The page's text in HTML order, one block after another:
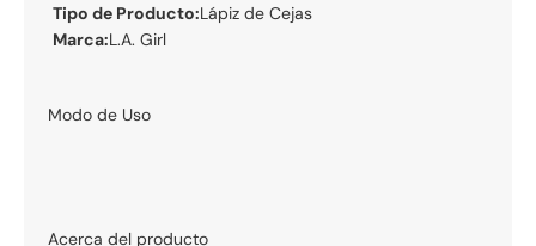
Tipo de Producto:Lápiz de Cejas
Marca:L.A. Girl
Modo de Uso
Acerca del producto